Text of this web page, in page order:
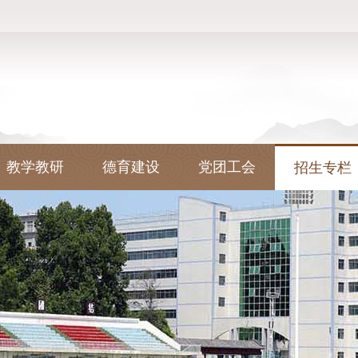
教学教研 德育建设 党团工会 招生专栏